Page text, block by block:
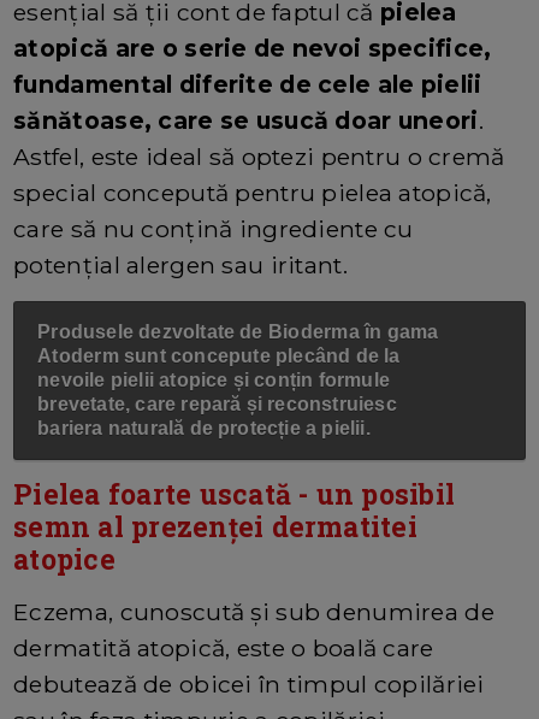
esențial să ții cont de faptul că pielea
atopică are o serie de nevoi specifice,
fundamental diferite de cele ale pielii
sănătoase, care se usucă doar uneori.
Astfel, este ideal să optezi pentru o cremă
special concepută pentru pielea atopică,
care să nu conțină ingrediente cu
potențial alergen sau iritant.
Produsele dezvoltate de Biodermaîn gama
Atoderm sunt concepute plecând de la
nevoile pielii atopice și conțin formule
brevetate, care repară și reconstruiesc
bariera naturală de protecție a pielii.
Pielea foarte uscată - un posibil
semn al prezenței dermatitei
atopice
Eczema, cunoscută și sub denumirea de
dermatită atopică, este o boală care
debutează de obicei în timpul copilăriei